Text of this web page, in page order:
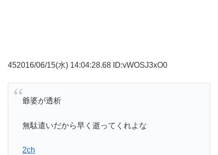
452016/06/15(水) 14:04:28.68 ID:vWOSJ3xO0
爺婆が透析
無駄遣いだから早く逝ってくれよな
2ch